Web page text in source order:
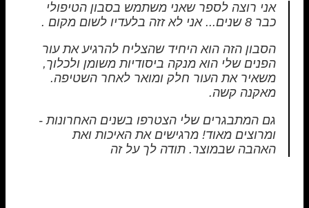
אני רוצה לספר שאני משתמש בסבון הטיפולי
כבר 8 שנים... אני לא זזה בלעדיו לשום מקום .
הסבון הזה הוא היחיד שהצליח להרגיע את עור
הפנים שלי הוא מנקה ביסודיות משומן ולכלוך,
משאיר את העור חלק ומואר לאחר השטיפה.
מאקנה קשה.
גם המתבגרים שלי הצטרפו בשנים האחרונות -
ומרוצים מאוד! מרגישים את האיכות ואת
האהבה שבמוצר. תודה לך על זה